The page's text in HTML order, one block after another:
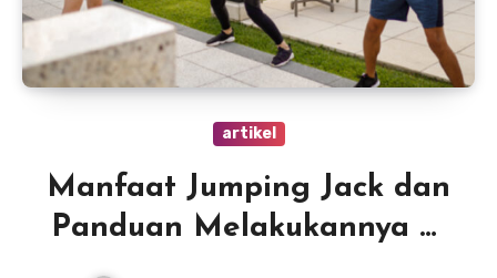
artikel
Manfaat Jumping Jack dan
Panduan Melakukannya di